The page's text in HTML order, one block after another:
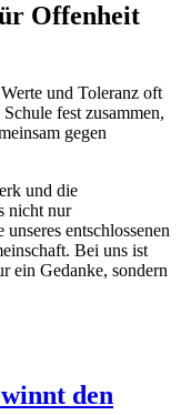
Offenheit
und Toleranz oft
fest zusammen,
gegen
und die
nicht nur
entschlossenen
Bei uns ist
ein Gedanke, sondern
den